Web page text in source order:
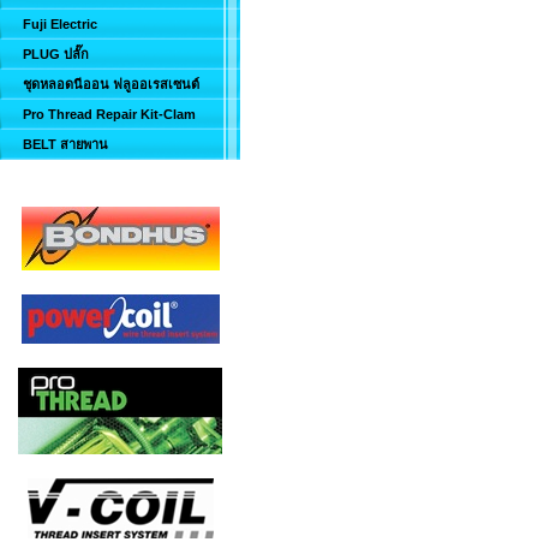
Fuji Electric
PLUG ปลั๊ก
ชุดหลอดนีออน ฟลูออเรสเซนต์
Pro Thread Repair Kit-Clam
BELT สายพาน